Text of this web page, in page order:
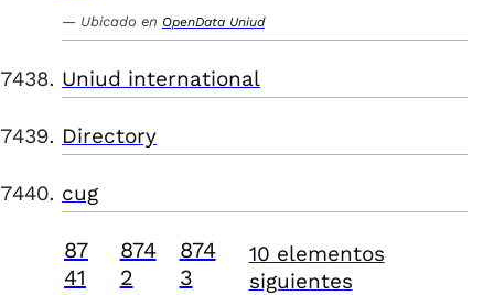
Ubicado en OpenData Uniud
Uniud international
Directory
cug
87
41
874
2
874
3
10 elementos
siguientes